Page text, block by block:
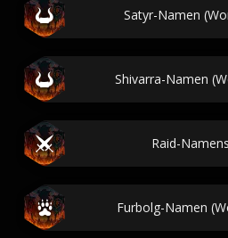
Satyr-Namen
Shivarra-Namen
Raid-
Furbolg-Namen